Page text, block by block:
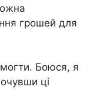
грошей для
Боюся, я
ці